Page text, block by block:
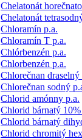
Chelatonát
Chelatonát
Chloramín p.a.
Chloramín T p.a.
Chlórbenzén p.a.
Chlorbenzén p.a.
Chlorečnan draselný
Chlorečnan sodný
Chlorid amónny p.a.
Chlorid bárnatý
Chlorid bárnatý
Chlorid chromitý